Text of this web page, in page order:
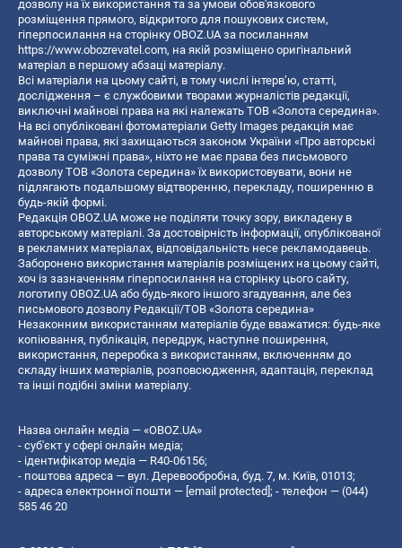
дозволу на їх використання та за умови обов'язкового
розміщення прямого, відкритого для пошукових систем,
гіперпосилання на сторінку OBOZ.UA за посиланням
https://www.obozrevatel.com, на якій розміщено оригінальний
матеріал в першому абзаці матеріалу.
Всі матеріали на цьому сайті, в тому числі інтерв’ю, статті,
дослідження – є службовими творами журналістів редакції,
виключні майнові права на які належать ТОВ «Золота середина».
На всі опубліковані фотоматеріали Getty Images редакція має
майнові права, які захищаються законом України «Про авторські
права та суміжні права», ніхто не має права без письмового
дозволу ТОВ «Золота середина» їх використовувати, вони не
підлягають подальшому відтворенню, перекладу, поширенню в
будь-якій формі.
Редакція OBOZ.UA може не поділяти точку зору, викладену в
авторському матеріалі. За достовірність інформації, опублікованої
в рекламних матеріалах, відповідальність несе рекламодавець.
Заборонено використання матеріалів розміщених на цьому сайті,
хоч із зазначенням гіперпосилання на сторінку цього сайту,
логотипу OBOZ.UA або будь-якого іншого згадування, але без
письмового дозволу Редакції/ТОВ «Золота середина»
Незаконним використанням матеріалів буде вважатися: будь-яке
копiювання, публiкацiя, передрук, наступне поширення,
використання, переробка з використанням, включенням до
складу інших матеріалів, розповсюдження, адаптація, переклад
та інші подібні зміни матеріалу.
Назва онлайн медіа — «OBOZ.UA»
- суб'єкт у сфері онлайн медіа;
- ідентифікатор медіа — R40-06156;
- поштова адреса — вул. Деревообробна, буд. 7, м. Київ, 01013;
- адреса електронної пошти — [email protected]; - телефон — (044)
585 46 20